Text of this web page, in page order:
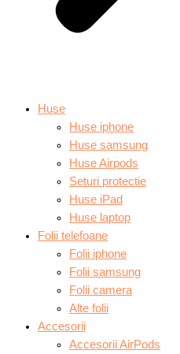
Huse
Huse iphone
Huse samsung
Huse Airpods
Seturi protectie
Huse iPad
Huse laptop
Folii telefoane
Folii iphone
Folii samsung
Folii camera
Alte folii
Accesorii
Accesorii AirPods